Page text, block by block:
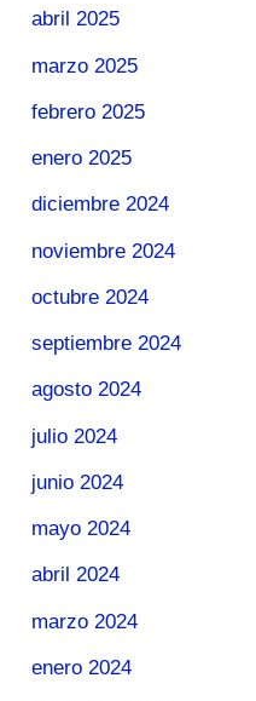
abril 2025
marzo 2025
febrero 2025
enero 2025
diciembre 2024
noviembre 2024
octubre 2024
septiembre 2024
agosto 2024
julio 2024
junio 2024
mayo 2024
abril 2024
marzo 2024
enero 2024